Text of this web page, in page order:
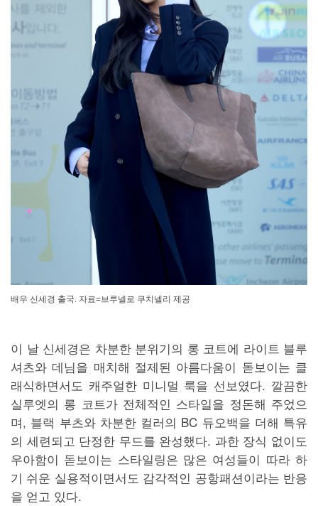
배우 신세경 출국. 자료=브루넬로 쿠치넬리 제공
이 날 신세경은 차분한 분위기의 롱 코트에 라이트 블루
셔츠와 데님을 매치해 절제된 아름다움이 돋보이는 클
래식하면서도 캐주얼한 미니멀 룩을 선보였다. 깔끔한
실루엣의 롱 코트가 전체적인 스타일을 정돈해 주었으
며, 블랙 부츠와 차분한 컬러의 BC 듀오백을 더해 특유
의 세련되고 단정한 무드를 완성했다. 과한 장식 없이도
우아함이 돋보이는 스타일링은 많은 여성들이 따라 하
기 쉬운 실용적이면서도 감각적인 공항패션이라는 반응
을 얻고 있다.